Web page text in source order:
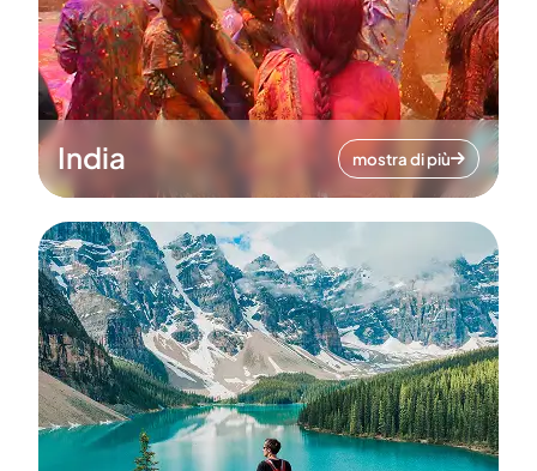
India mostra di più